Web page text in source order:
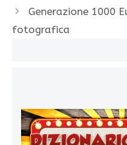
Generazione 1000
fotografica